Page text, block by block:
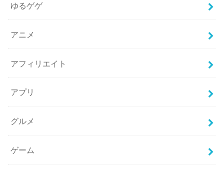
ゆるゲゲ
アニメ
アフィリエイト
アプリ
グルメ
ゲーム